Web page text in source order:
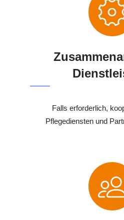
Falls erforderlich,
Pflegediensten und